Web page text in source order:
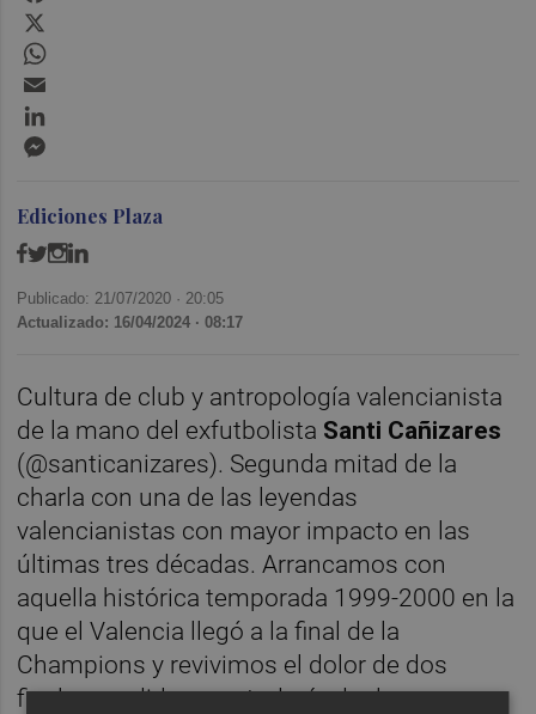
Ediciones Plaza
Publicado: 21/07/2020 · 20:05
Actualizado: 16/04/2024 · 08:17
Cultura de club y antropología valencianista
de la mano del exfutbolista Santi Cañizares
(@santicanizares). Segunda mitad de la
charla con una de las leyendas
valencianistas con mayor impacto en las
últimas tres décadas. Arrancamos con
aquella histórica temporada 1999-2000 en la
que el Valencia llegó a la final de la
Champions y revivimos el dolor de dos
finales perdidas que todavía duelen.